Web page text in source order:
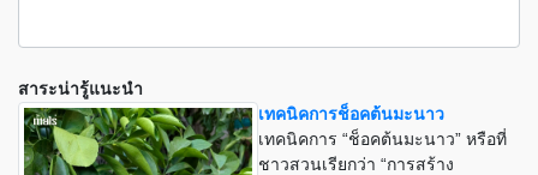
สาระน่ารู้แนะนำ
เทคนิคการช็อคต้นมะนาว
เทคนิคการ “ช็อคต้นมะนาว” หรือที่
ชาวสวนเรียกว่า “การสร้าง